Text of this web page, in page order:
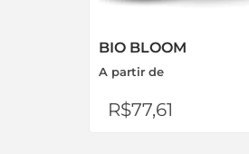
BIO BLOOM
A partir de
R$77,61